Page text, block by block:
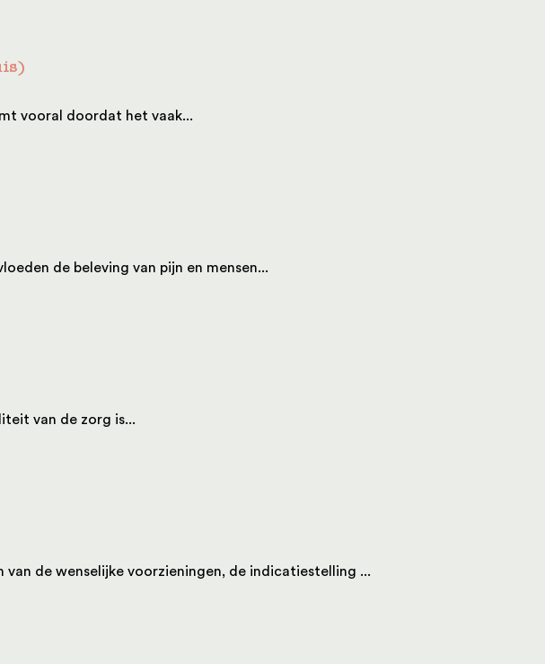
vooral doordat het vaak...
de beleving van pijn en mensen...
van de zorg is...
de wenselijke voorzieningen, de indicatiestelling ...